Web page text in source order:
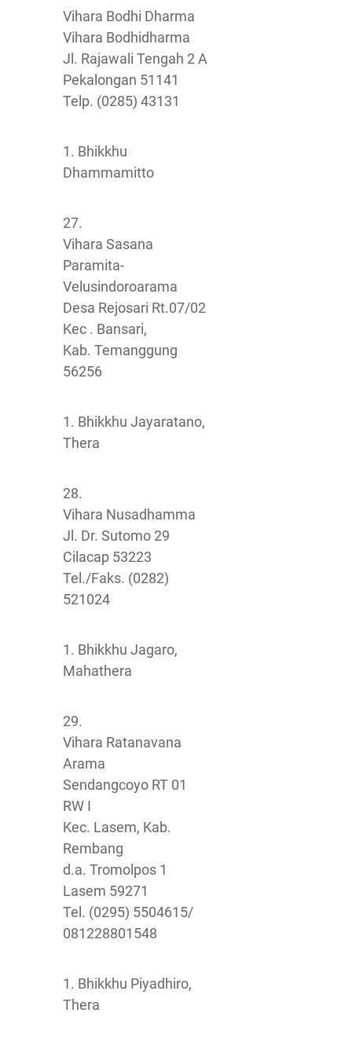
Vihara Bodhi Dharma
Vihara Bodhidharma
Jl. Rajawali Tengah 2 A
Pekalongan 51141
Telp. (0285) 43131
1. Bhikkhu
Dhammamitto
27.
Vihara Sasana
Paramita-
Velusindoroarama
Desa Rejosari Rt.07/02
Kec . Bansari,
Kab. Temanggung
56256
1. Bhikkhu Jayaratano,
Thera
28.
Vihara Nusadhamma
Jl. Dr. Sutomo 29
Cilacap 53223
Tel./Faks. (0282)
521024
1. Bhikkhu Jagaro,
Mahathera
29.
Vihara Ratanavana
Arama
Sendangcoyo RT 01
RW I
Kec. Lasem, Kab.
Rembang
d.a. Tromolpos 1
Lasem 59271
Tel. (0295) 5504615/
081228801548
1. Bhikkhu Piyadhiro,
Thera